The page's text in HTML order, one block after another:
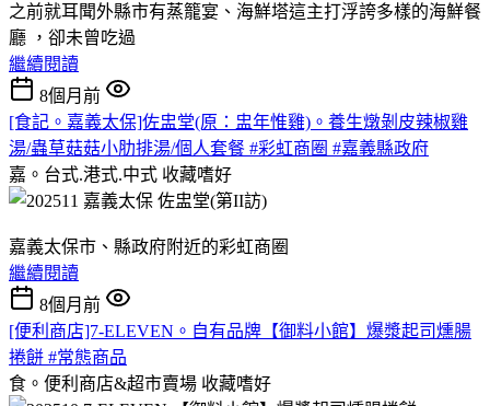
之前就耳聞外縣市有蒸籠宴、海鮮塔這主打浮誇多樣的海鮮餐
廳 ，卻未曾吃過
繼續閱讀
8個月前
[食記。嘉義太保]佐盅堂(原：盅年惟雞)。養生燉剝皮辣椒雞
湯/蟲草菇菇小肋排湯/個人套餐 #彩虹商圈 #嘉義縣政府
嘉。台式.港式.中式 收藏嗜好
嘉義太保市、縣政府附近的彩虹商圈
繼續閱讀
8個月前
[便利商店]7-ELEVEN。自有品牌【御料小館】爆漿起司燻腸
捲餅 #常態商品
食。便利商店&超市賣場 收藏嗜好